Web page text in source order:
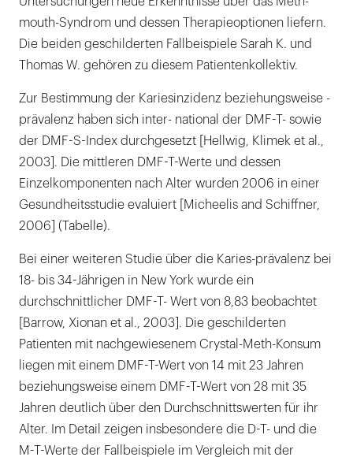
mouth-Syndrom und dessen Therapieoptionen liefern.
Die beiden geschilderten Fallbeispiele Sarah K. und
Thomas W. gehören zu diesem Patientenkollektiv.
Zur Bestimmung der Kariesinzidenz beziehungsweise -
prävalenz haben sich inter- national der DMF-T- sowie
der DMF-S-Index durchgesetzt [Hellwig, Klimek et al.,
2003]. Die mittleren DMF-T-Werte und dessen
Einzelkomponenten nach Alter wurden 2006 in einer
Gesundheitsstudie evaluiert [Micheelis and Schiffner,
2006] (Tabelle).
Bei einer weiteren Studie über die Karies-prävalenz bei
18- bis 34-Jährigen in New York wurde ein
durchschnittlicher DMF-T- Wert von 8,83 beobachtet
[Barrow, Xionan et al., 2003]. Die geschilderten
Patienten mit nachgewiesenem Crystal-Meth-Konsum
liegen mit einem DMF-T-Wert von 14 mit 23 Jahren
beziehungsweise einem DMF-T-Wert von 28 mit 35
Jahren deutlich über den Durchschnittswerten für ihr
Alter. Im Detail zeigen insbesondere die D-T- und die
M-T-Werte der Fallbeispiele im Vergleich mit der